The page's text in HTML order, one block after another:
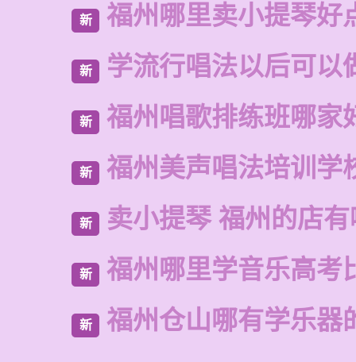
新 福州哪里卖小提琴好
新 学流行唱法以后可以
新 福州唱歌排练班哪家
新 福州美声唱法培训学
新 卖小提琴 福州的店
新 福州哪里学音乐高考
新 福州仓山哪有学乐器